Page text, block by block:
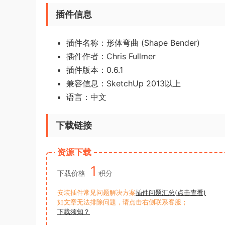
插件信息
插件名称：形体弯曲 (Shape Bender)
插件作者： Chris Fullmer
插件版本：0.6.1
兼容信息：SketchUp 2013以上
语言：中文
下载链接
资源下载
下载价格 1 积分
安装插件常见问题解决方案插件问题汇总(点击查看)
如文章无法排除问题，请点击右侧联系客服；
下载须知？